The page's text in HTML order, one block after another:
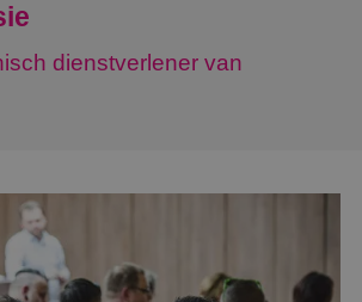
dienstverlener van